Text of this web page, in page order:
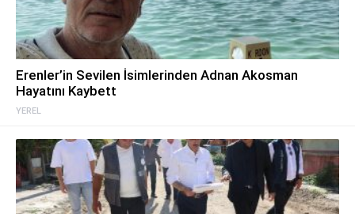
YEREL
Erenler’in Sevilen İsimlerinden Adnan Akosman
Hayatını Kaybett